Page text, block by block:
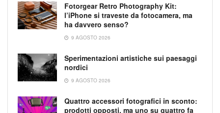
Fotorgear Retro Photography Kit:
l’iPhone si traveste da fotocamera, ma
ha davvero senso?
9 AGOSTO 2026
Sperimentazioni artistiche sui paesaggi
nordici
9 AGOSTO 2026
Quattro accessori fotografici in sconto:
prodotti opposti, ma uno su quattro fa